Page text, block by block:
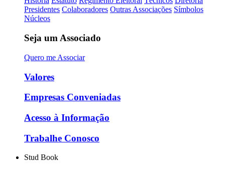
Presidentes Colaboradores Outras Associações Símbolos
Núcleos
Seja um Associado
Quero me Associar
Valores
Empresas Conveniadas
Acesso à Informação
Trabalhe Conosco
Stud Book